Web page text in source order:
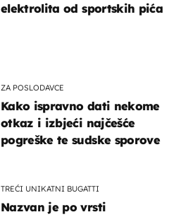
elektrolita od sportskih pića
ZA POSLODAVCE
Kako ispravno dati nekome
otkaz i izbjeći najčešće
pogreške te sudske sporove
TREĆI UNIKATNI BUGATTI
Nazvan je po vrsti